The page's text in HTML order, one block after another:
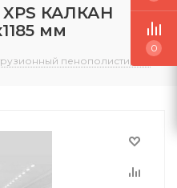
КАЛКАН
мм
пенополистирол
0